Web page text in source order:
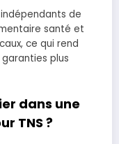
de
santé et
ce qui rend
plus
dans une
TNS ?